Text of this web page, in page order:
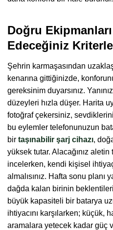
Doğru
Edeceğiniz
Şehrin karmaşasından
kenarına gittiğinizde,
gereksinim duyarsınız.
düzeyleri hızla düşer. Harita
fotoğraf çekersiniz,
bu eylemler telefonunuzun
bir taşınabilir şarj cihazı,
yüksek tutar. Alacağınız
incelerken, kendi kişisel
almalısınız. Hafta sonu planı
dağda kalan birinin beklentileri
büyük kapasiteli bir batarya
ihtiyacını karşılarken; küçük,
aramalara yetecek kadar güç